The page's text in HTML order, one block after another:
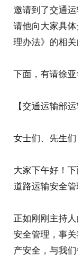
邀请到了交通
请他向大家具
理办法》的相关
下面，有请徐亚
【交通运输部
女士们、先生
大家下午好！
道路运输安全管
正如刚刚主持
安全管理，事
产安全，与我